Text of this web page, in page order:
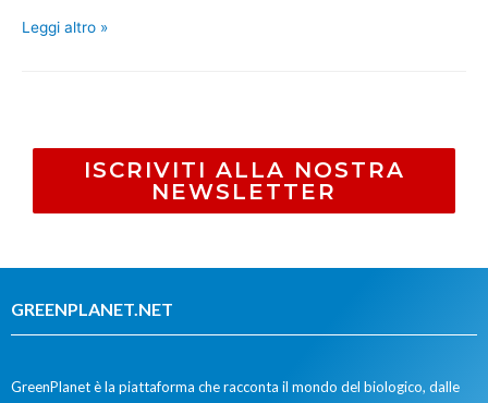
Leggi altro »
ISCRIVITI ALLA NOSTRA
NEWSLETTER
GREENPLANET.NET
GreenPlanet è la piattaforma che racconta il mondo del biologico, dalle